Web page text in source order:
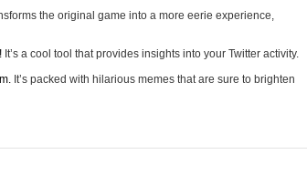
the original game into a more eerie experience,
It’s a cool tool that provides insights into your Twitter activity.
It’s packed with hilarious memes that are sure to brighten